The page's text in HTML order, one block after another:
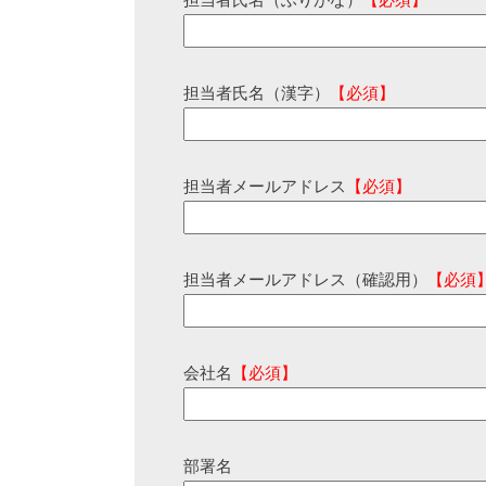
担当者氏名（漢字） 【必須】
担当者メールアドレス 【必須】
担当者メールアドレス（確認用） 【必須
会社名 【必須】
部署名